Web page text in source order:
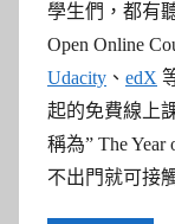
學生們，都有
Open Online
Udacity 、 edX
起的免費線上
稱為” The
不出門就可接